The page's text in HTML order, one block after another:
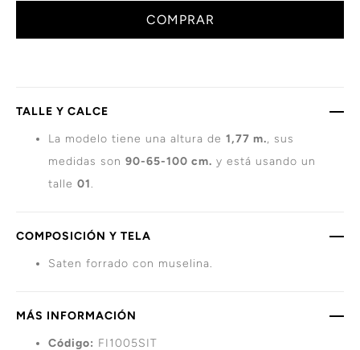
COMPRAR
TALLE Y CALCE
La modelo tiene una altura de 1,77 m., sus
medidas son 90-65-100 cm. y está usando un
talle 01.
COMPOSICIÓN Y TELA
Saten forrado con muselina.
MÁS INFORMACIÓN
Código: FI1005SIT